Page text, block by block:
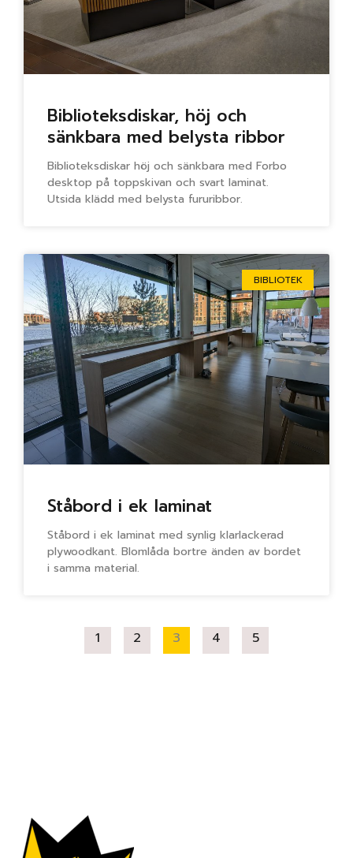
Biblioteksdiskar, höj och
sänkbara med belysta ribbor
Biblioteksdiskar höj och sänkbara med Forbo
desktop på toppskivan och svart laminat.
Utsida klädd med belysta fururibbor.
BIBLIOTEK
Ståbord i ek laminat
Ståbord i ek laminat med synlig klarlackerad
plywoodkant. Blomlåda bortre änden av bordet
i samma material.
1 2 3 4 5